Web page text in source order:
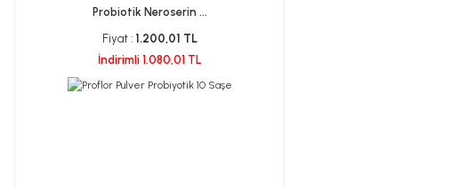
Probiotik Neroserin ...
Fiyat : 1.200,01 TL
İndirimli 1.080,01 TL